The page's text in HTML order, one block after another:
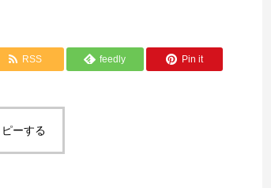
RSS feedly Pin it
ーする